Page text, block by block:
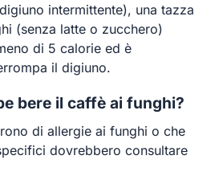
intermittente), una tazza
(senza latte o zucchero)
di 5 calorie ed è
il digiuno.
bere il caffè ai funghi?
di allergie ai funghi o che
dovrebbero consultare